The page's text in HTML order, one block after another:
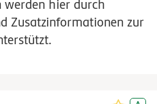
werden hier durch
Zusatzinformationen zur